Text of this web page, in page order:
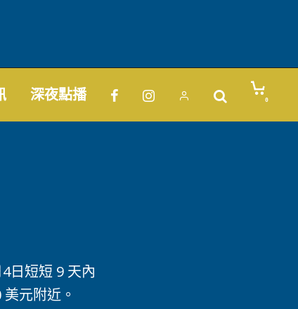
深夜點播 0
日短短 9 天內
元附近。